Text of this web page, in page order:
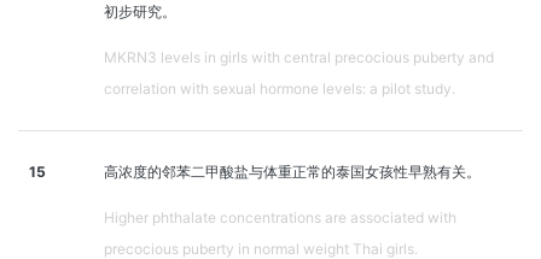
初步研究。
MKRN3 levels in girls with central precocious puberty and
correlation with sexual hormone levels: a pilot study.
15 高浓度的邻苯二甲酸盐与体重正常的泰国女孩性早熟有关。
Higher phthalate concentrations are associated with
precocious puberty in normal weight Thai girls.